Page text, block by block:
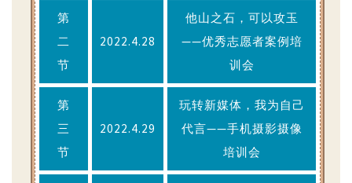
第
二
节
2022.4.28
他山之石，可以攻玉
——优秀志愿者案例培
训会
第
三
节
2022.4.29
玩转新媒体，我为自己
代言——手机摄影摄像
培训会